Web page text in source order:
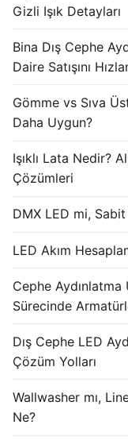
DMX
Cephe
Gizli Işık Detayları
Bina Dış Cephe
Daire Satışını
Gömme vs Sıva
Daha Uygun?
Işıklı Lata Nedir?
Çözümleri
DMX LED mi,
LED Akım
Cephe Aydınlatma
Sürecinde
Dış Cephe LED
Çözüm Yolları
Wallwasher mı,
Ne?